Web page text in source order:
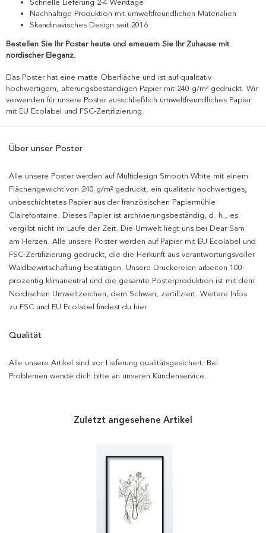
Schnelle Lieferung 2-4 Werktage
Nachhaltige Produktion mit umweltfreundlichen Materialien
Skandinavisches Design seit 2016
Bestellen Sie Ihr Poster heute und erneuern Sie Ihr Zuhause mit
nordischer Eleganz.
Das Poster hat eine matte Oberfläche und ist auf qualitativ
hochwertigem, alterungsbeständigen Papier mit 240 g/m² gedruckt. Wir
verwenden für unsere Poster ausschließlich umweltfreundliches Papier
mit EU Ecolabel und FSC-Zertifizierung.
Über unser Poster
Alle unsere Poster werden auf Multidesign Smooth White mit einem
Flächengewicht von 240 g/m² gedruckt, ein qualitativ hochwertiges,
unbeschichtetes Papier aus der französischen Papiermühle
Clairefontaine. Dieses Papier ist archivierungsbeständig, d. h., es
vergilbt nicht im Laufe der Zeit. Die Umwelt liegt uns bei Dear Sam
am Herzen. Alle unsere Poster werden auf Papier mit EU Ecolabel und
FSC-Zertifizierung gedruckt, die die Herkunft aus verantwortungsvoller
Waldbewirtschaftung bestätigen. Unsere Druckereien arbeiten 100-
prozentig klimaneutral und die gesamte Posterproduktion ist mit dem
Nordischen Umweltzeichen, dem Schwan, zertifiziert. Weitere Infos
zu FSC und EU Ecolabel findest du hier.
Qualität
Alle unsere Artikel sind vor Lieferung qualitätsgesichert. Bei
Problemen wende dich bitte an unseren Kundenservice.
Zuletzt angesehene Artikel